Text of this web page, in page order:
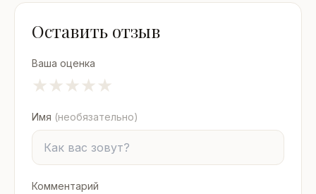
Оставить отзыв
Ваша оценка
★
★
★
★
★
Имя (необязательно)
Комментарий